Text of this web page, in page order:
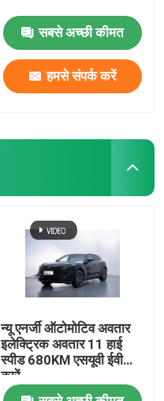
सबसे अच्छी कीमत
हमसे संपर्क करें
न्यू एनर्जी ऑटोमोटिव अवतार
इलेक्ट्रिक अवतार 11 हाई
स्पीड 680KM एसयूवी ईवी
कारें